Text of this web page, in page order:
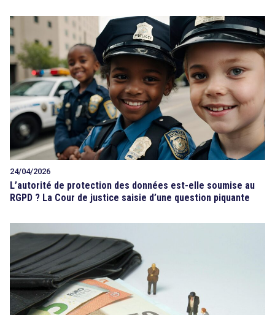
24/04/2026
L’autorité de protection des données est-elle soumise au
RGPD ? La Cour de justice saisie d’une question piquante